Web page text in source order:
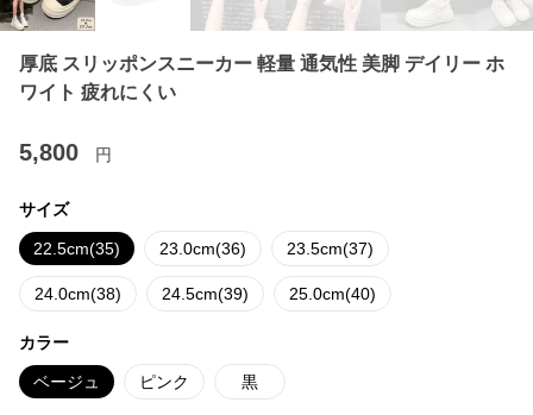
厚底 スリッポンスニーカー 軽量 通気性 美脚 デイリー ホ
ワイト 疲れにくい
5,800 円
サイズ
22.5cm(35) 23.0cm(36) 23.5cm(37)
24.0cm(38) 24.5cm(39) 25.0cm(40)
カラー
ベージュ ピンク 黒